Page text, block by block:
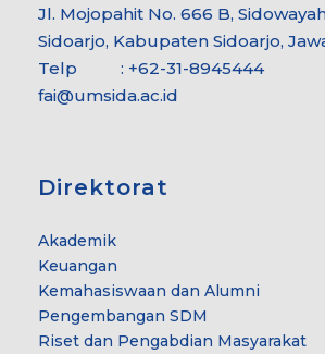
Jl. Mojopahit No. 666 B,
Sidoarjo, Kabupaten Sidoarjo,
Telp : +62-31-8945444
fai@umsida.ac.id
Direktorat
Akademik
Keuangan
Kemahasiswaan dan Alumni
Pengembangan SDM
Riset dan Pengabdian Masyarakat